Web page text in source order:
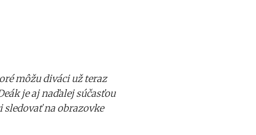
môžu diváci už teraz
je aj naďalej súčasťou
sledovať na obrazovke